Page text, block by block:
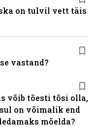
võib tõesti tõsi olla,
on võimalik end
mõelda?
on tulvil vett täis
vastand?